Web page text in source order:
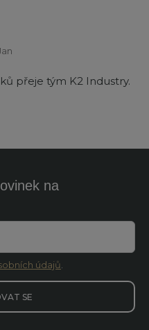
přeje tým K2 Industry.
na
údajů
SE